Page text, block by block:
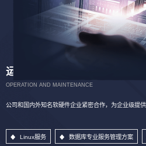
运维服务
OPERATION AND MAINTENANCE
公司和国内外知名软硬件企业紧密合作，为企业级提
Linux服务 数据库专业服务管理方案